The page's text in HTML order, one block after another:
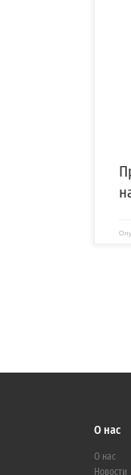
О нас
О нас
Новости